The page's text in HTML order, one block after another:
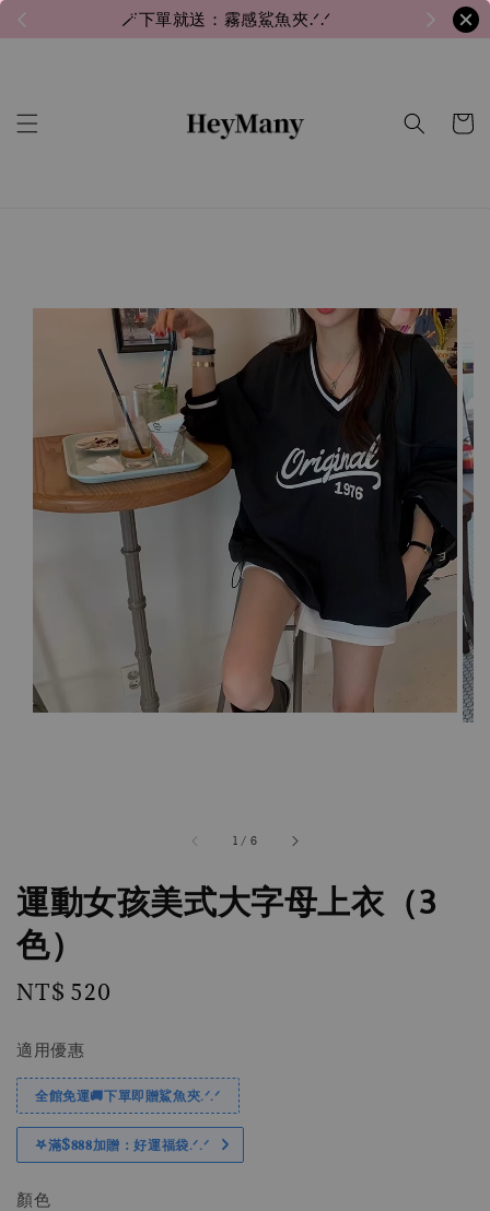
🪄下單就送：霧感鯊魚夾.ᐟ.ᐟ
1 / 6
運動女孩美式大字母上衣（3
色）
Regular
NT$ 520
適用優惠
全館免運🚚下單即贈鯊魚夾.ᐟ.ᐟ
𖤐滿$𝟖𝟖𝟖加贈：好運福袋.ᐟ‪.ᐟ
顏色